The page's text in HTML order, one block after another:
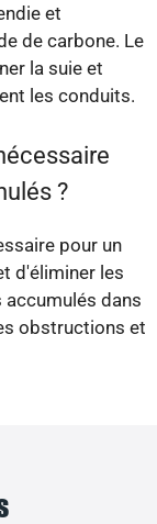
et
de carbone. Le
la suie et
les conduits.
?
pour un
d'éliminer les
dans
obstructions et